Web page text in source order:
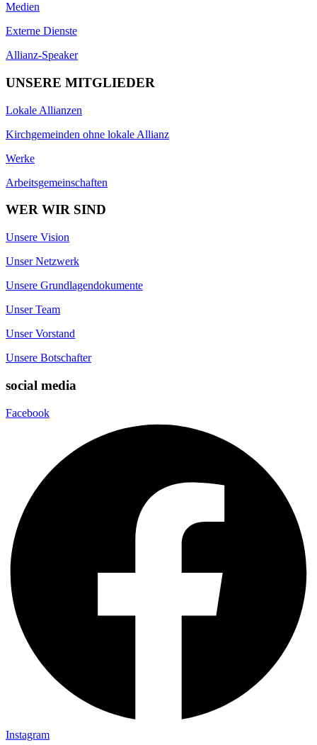
Medien
Externe Dienste
Allianz-Speaker
UNSERE MITGLIEDER
Lokale Allianzen
Kirchgemeinden ohne lokale Allianz
Werke
Arbeitsgemeinschaften
WER WIR SIND
Unsere Vision
Unser Netzwerk
Unsere Grundlagendokumente
Unser Team
Unser Vorstand
Unsere Botschafter
social media
Facebook
Instagram